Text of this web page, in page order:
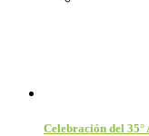
Celebración del